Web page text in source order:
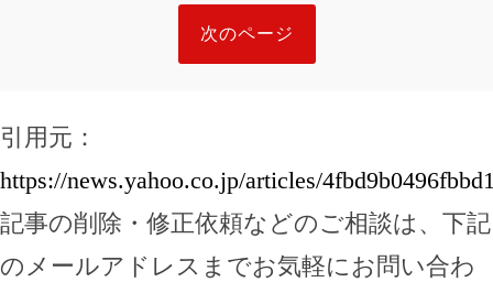
次のページ
引用元：
https://news.yahoo.co.jp/articles/
記事の削除・修正依頼などのご相談は、下記
のメールアドレスまでお気軽にお問い合わ